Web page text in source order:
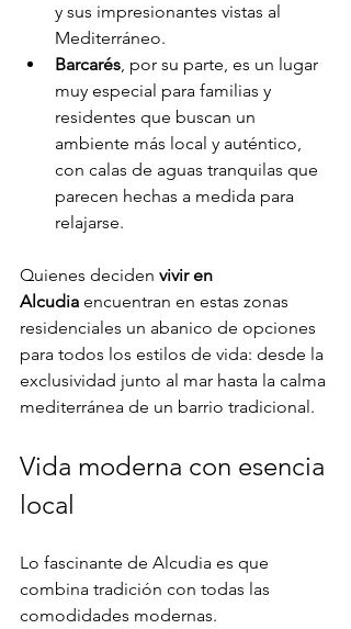
y sus impresionantes vistas al
Mediterráneo.
Barcarés, por su parte, es un lugar
muy especial para familias y
residentes que buscan un
ambiente más local y auténtico,
con calas de aguas tranquilas que
parecen hechas a medida para
relajarse.
Quienes deciden vivir en
Alcudia encuentran en estas zonas
residenciales un abanico de opciones
para todos los estilos de vida: desde la
exclusividad junto al mar hasta la calma
mediterránea de un barrio tradicional.
Vida moderna con esencia
local
Lo fascinante de Alcudia es que
combina tradición con todas las
comodidades modernas.